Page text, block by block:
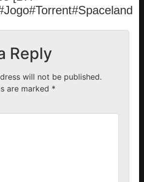
Reply
will not be published.
are marked *